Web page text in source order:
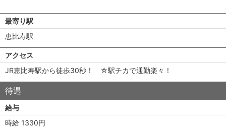
最寄り駅
恵比寿駅
アクセス
JR恵比寿駅から徒歩30秒！ ☆駅チカで通勤楽々！
待遇
給与
時給 1330円